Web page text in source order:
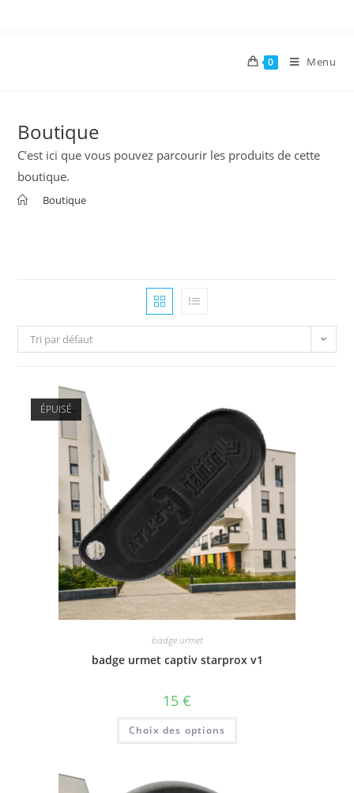
0 Menu
Boutique
C’est ici que vous pouvez parcourir les produits de cette
boutique.
Boutique
Tri par défaut
ÉPUISÉ
badge urmet
badge urmet captiv starprox v1
15 €
Choix des options